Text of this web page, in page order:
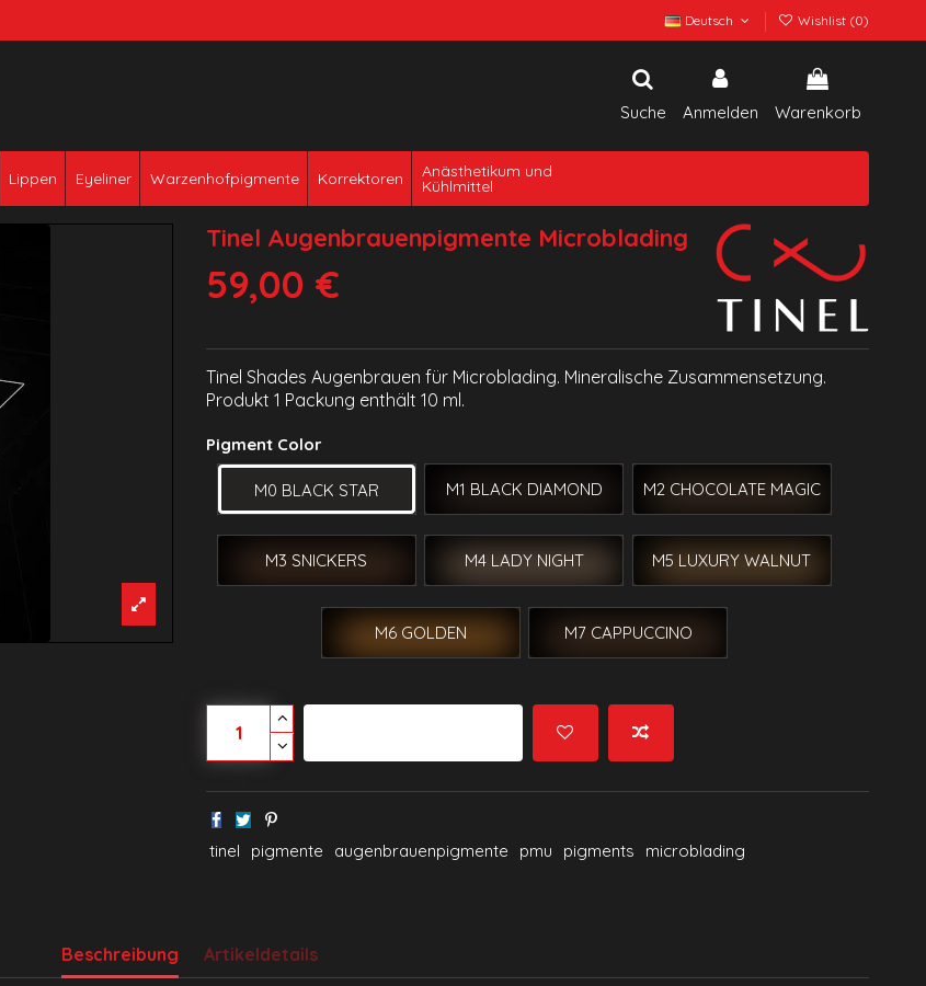
Deutsch Wishlist (0)
Suche Anmelden Warenkorb
Lippen Eyeliner Warzenhofpigmente Korrektoren Anästhetikum und
Kühlmittel
Tinel Augenbrauenpigmente Microblading
59,00 €
Tinel Shades Augenbrauen für Microblading. Mineralische Zusammensetzung.
Produkt 1 Packung enthält 10 ml.
Pigment Color
M0 BLACK STAR M1 BLACK DIAMOND M2 CHOCOLATE MAGIC
M3 SNICKERS M4 LADY NIGHT M5 LUXURY WALNUT
M6 GOLDEN M7 CAPPUCCINO
tinel pigmente augenbrauenpigmente pmu pigments microblading
Beschreibung Artikeldetails